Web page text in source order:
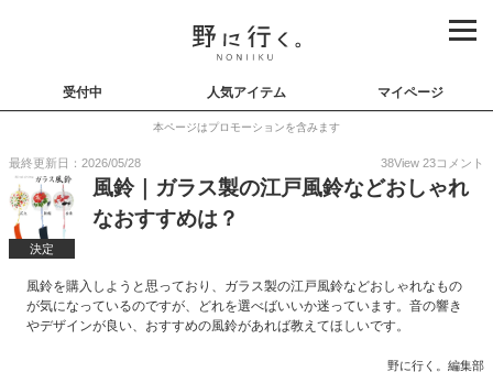
受付中 人気アイテム マイページ
本ページはプロモーションを含みます
最終更新日：2026/05/28 38View 23コメント
決定
風鈴｜ガラス製の江戸風鈴などおしゃれ
なおすすめは？
風鈴を購入しようと思っており、ガラス製の江戸風鈴などおしゃれなもの
が気になっているのですが、どれを選べばいいか迷っています。音の響き
やデザインが良い、おすすめの風鈴があれば教えてほしいです。
野に行く。編集部